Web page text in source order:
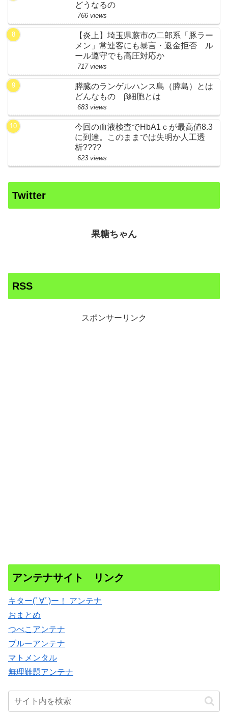
どうなるの
766 views
【炎上】埼玉県蕨市の二郎系「豚ラー
メン」常連客にも暴言・返金拒否 ル
ール遵守でも高圧対応か
717 views
膵臓のランゲルハンス島（膵島）とは
どんなもの β細胞とは
683 views
今回の血液検査でHbA1ｃが最高値8.3
に到達。このままでは失明か人工透
析????
623 views
Twitter
果糖ちゃん
RSS
スポンサーリンク
アンテナサイト リンク
キター(ﾟ∀ﾟ)ー！ アンテナ
おまとめ
つべこアンテナ
ブルーアンテナ
マトメンタル
無理難題アンテナ